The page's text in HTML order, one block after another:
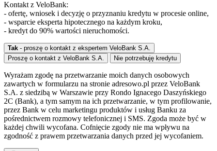
Kontakt z VeloBank:
- ofertę, wniosek i decyzję o przyznaniu kredytu w procesie online,
- wsparcie eksperta hipotecznego na każdym kroku,
- kredyt do 90% wartości nieruchomości.
Tak - proszę o kontakt z ekspertem VeloBank S.A.
Proszę o kontakt z VeloBank S.A.
Nie potrzebuję kredytu
Wyrażam zgodę na przetwarzanie moich danych osobowych
zawartych w formularzu na stronie adresowo.pl przez VeloBank
S.A. z siedzibą w Warszawie przy Rondo Ignacego Daszyńskiego
2C (Bank), a tym samym na ich przetwarzanie, w tym profilowanie,
przez Bank w celu marketingu produktów i usług Banku za
pośrednictwem rozmowy telefonicznej i SMS. Zgoda może być w
każdej chwili wycofana. Cofnięcie zgody nie ma wpływu na
zgodność z prawem przetwarzania danych przed jej wycofaniem.